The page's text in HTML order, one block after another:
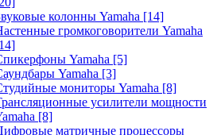
колонны Yamaha [14]
громкоговорители Yamaha
Yamaha [5]
Yamaha [3]
мониторы Yamaha [8]
усилители мощности
[8]
матричные процессоры